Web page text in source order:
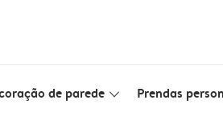
de parede slim_arrow_down Prendas